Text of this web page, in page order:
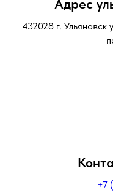
Адрес
432028 г. Ульяновск
+7